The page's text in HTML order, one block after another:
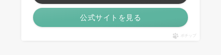
公式サイトを見る
ポチップ